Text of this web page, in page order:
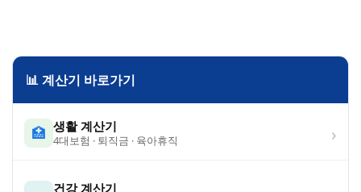
📊 계산기 바로가기
🏥 생활 계산기
4대보험 · 퇴직금 · 육아휴직 ›
건강 계산기